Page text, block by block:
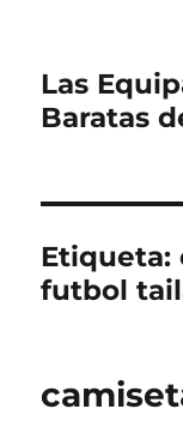
Las
Baratas
Etiqueta:
futbol